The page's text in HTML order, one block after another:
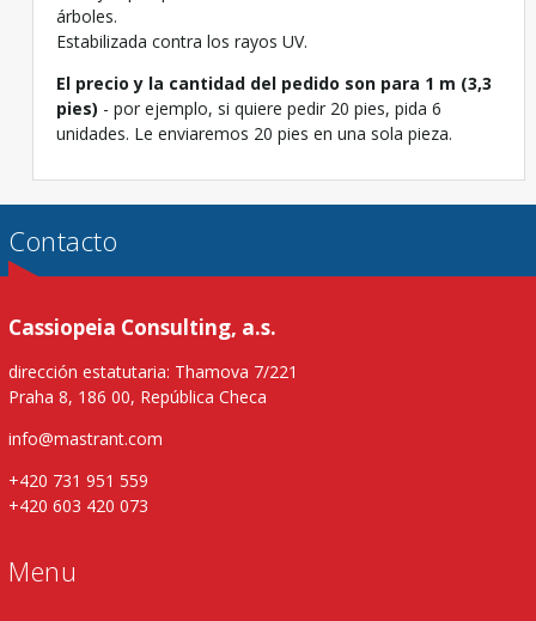
árboles.
Estabilizada contra los rayos UV.
El precio y la cantidad del pedido son para 1 m (3,3
pies) - por ejemplo, si quiere pedir 20 pies, pida 6
unidades. Le enviaremos 20 pies en una sola pieza.
Contacto
Cassiopeia Consulting, a.s.
dirección estatutaria: Thamova 7/221
Praha 8, 186 00, República Checa
info@mastrant.com
+420 731 951 559
+420 603 420 073
Menu